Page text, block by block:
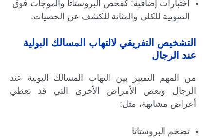
اختبارات إضافية: كفحص البروستاتا والموجات فوق
الصوتية للكلى والمثانة للكشف عن الحصيات.
التشخيص التفريقي لالتهاب المسالك البولية
عند الرجال
من المهم التمييز بين التهاب المسالك البولية عند
الرجال وبعض الأمراض الأخرى التي قد تعطي
أعراض مشابهة، مثل:
تضخم البروستاتا